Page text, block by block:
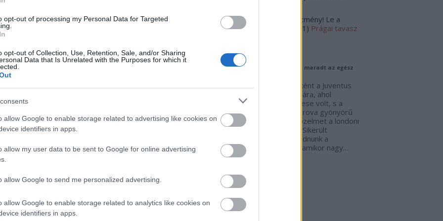
opt-out of processing my Personal Data for Targeted
opt-out of Collection, Use, Retention, Sale, and/or Sharing
Data that Is Unrelated with the Purposes for which it
allow Google to enable storage related to advertising like cookies on
identifiers in apps.
allow my user data to be sent to Google for online advertising
allow Google to send me personalized advertising.
allow Google to enable storage related to analytics like cookies on
identifiers in apps.
egy terepfutó verseny végén, a saját
én álltam a dobogó legmagasabb fokán.
nem kell magyarázni. Örülni kell neki. Ez igaz,
mögé, hátha valakinek érdekes...
TOVÁBB
0
Rehlaci: Bámulatos teljesítmény! Le a
kalappal!(2019.08.05. 21:31 ) Prágai tavasz
Blogajánló
Spalletti: "A Juventus egységes maradt az egész
A nyári túra első állomásaként a Juventus
Hong Kongban lépett pályára, ahol
ellenfele a Chelsea együttese volt, s a
zebramezesek Edon Zhegrova gyönyörű
góljával arattak 1:0-ás győzelmet a londoni
kékek elleni mérkőzésen. "Sikerült
egységes csapatnak maradnunk a
mérkőzés során, akkor is, amikor nagy…
juventuz.blog.hu